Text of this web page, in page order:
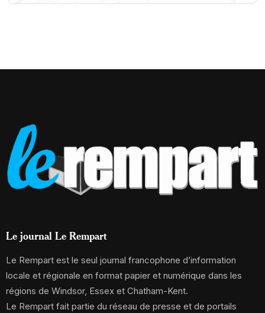
Le journal Le Rempart
Le Rempart est le seul journal francophone d’information
locale et régionale en format papier et numérique dans les
régions de Windsor, Essex et Chatham-Kent.
Le Rempart fait partie du réseau de presse et de portails